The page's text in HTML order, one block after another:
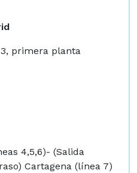
primera planta
4,5,6)- (Salida
Cartagena (línea 7)